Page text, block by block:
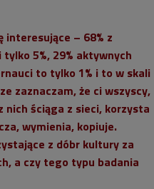
interesujące – 68% z
5%, 29% aktywnych
to tylko 1% i to w skali
zaznaczam, że ci wszyscy,
nich ściąga z sieci, korzysta
wymienia, kopiuje.
z dóbr kultury za
a czy tego typu badania